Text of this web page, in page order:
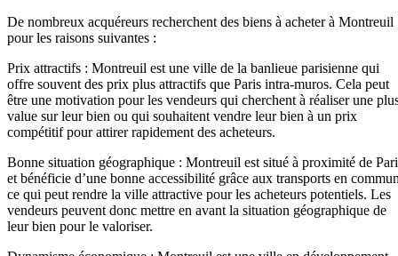
De nombreux acquéreurs recherchent des biens à acheter à Montreuil
pour les raisons suivantes :
Prix attractifs : Montreuil est une ville de la banlieue parisienne qui
offre souvent des prix plus attractifs que Paris intra-muros. Cela peut
être une motivation pour les vendeurs qui cherchent à réaliser une
value sur leur bien ou qui souhaitent vendre leur bien à un prix
compétitif pour attirer rapidement des acheteurs.
Bonne situation géographique : Montreuil est situé à proximité de
et bénéficie d’une bonne accessibilité grâce aux transports en
ce qui peut rendre la ville attractive pour les acheteurs potentiels. Les
vendeurs peuvent donc mettre en avant la situation géographique de
leur bien pour le valoriser.